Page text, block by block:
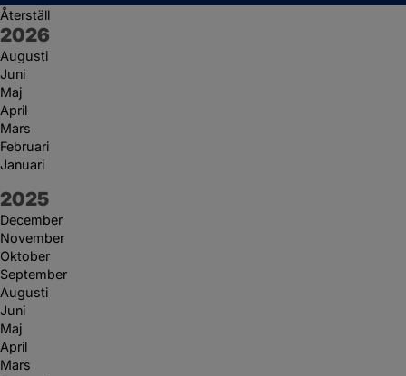
Återställ
År:
2026
Augusti
Juni
Maj
April
Mars
Februari
Januari
År:
2025
December
November
Oktober
September
Augusti
Juni
Maj
April
Mars